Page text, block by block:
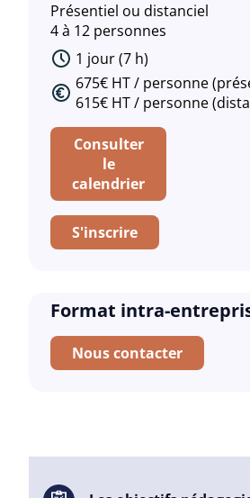
Présentiel ou distanciel
4 à 12 personnes
1 jour (7 h)
675€ HT / personne
615€ HT / personne
Consulter
le
calendrier
S'inscrire
Format intra-
Nous contacter